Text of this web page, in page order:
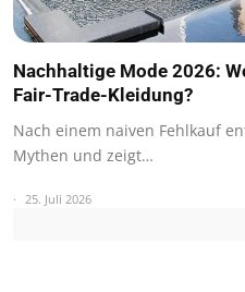
Nachhaltige Mode 2026:
Fair-Trade-Kleidung?
Nach einem naiven Fehlkauf
Mythen und zeigt…
25. Juli 2026